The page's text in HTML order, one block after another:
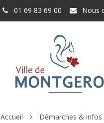
01 69 83 69 00 Nous
Accueil Démarches & infos